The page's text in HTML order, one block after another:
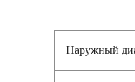
Наружный